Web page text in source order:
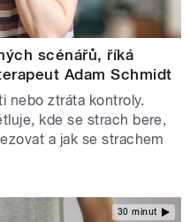
scénářů, říká
Adam Schmidt
nebo ztráta kontroly.
kde se strach bere,
a jak se strachem
30 minut